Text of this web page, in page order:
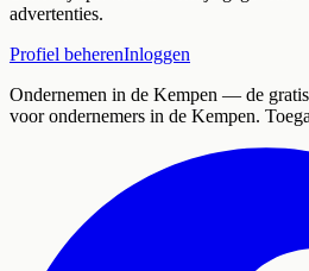
advertenties.
Profiel beherenInloggen
Ondernemen in de Kempen — de
voor ondernemers in de Kempen.